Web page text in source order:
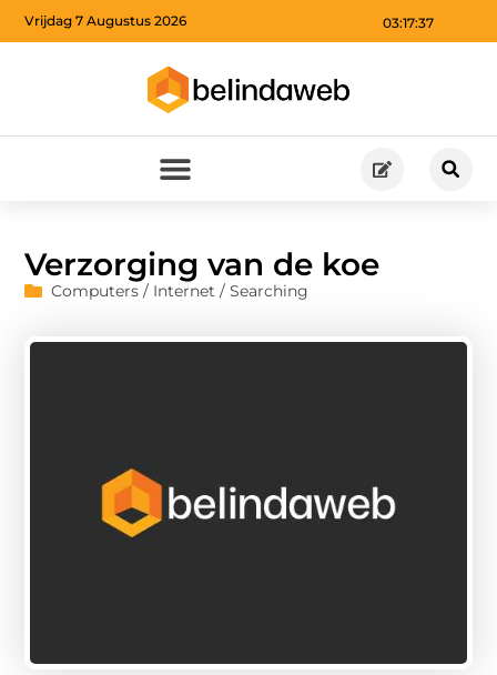
03:17:38
Vrijdag 7 Augustus 2026
Verzorging van de koe
Computers / Internet / Searching